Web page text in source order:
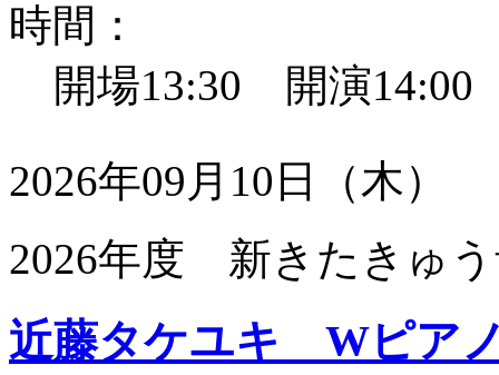
時間：
開場13:30 開演14:00
2026年09月10日（木）
2026年度 新きたきゅ
近藤タケユキ Wピア